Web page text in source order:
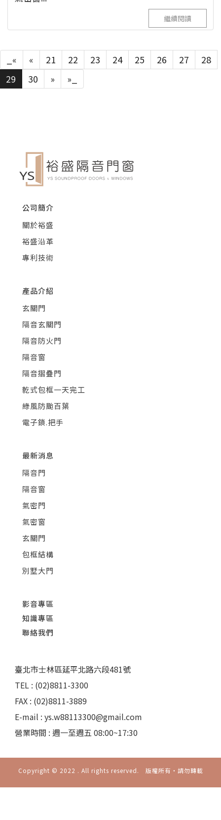
繼續閱讀
_« « 21 22 23 24 25 26 27
28
29
30 » »_
公司簡介
關於裕盛
裕盛沿革
專利技術
產品介紹
玄關門
隔音玄關門
隔音防火門
隔音窗
隔音摺疊門
乾式包框一天完工
綠風防颱百葉
電子鎖.把手
最新消息
隔音門
隔音窗
氣密門
氣密窗
玄關門
包框結構
別墅大門
影音專區
知識專區
聯絡我們
臺北市士林區延平北路六段481號
TEL : (02)8811-3300
FAX : (02)8811-3889
E-mail : ys.w88113300@gmail.com
營業時間 : 週一至週五 08:00~17:30
Copyright © 2022 . All rights reserved. 版權所有‧請勿轉載